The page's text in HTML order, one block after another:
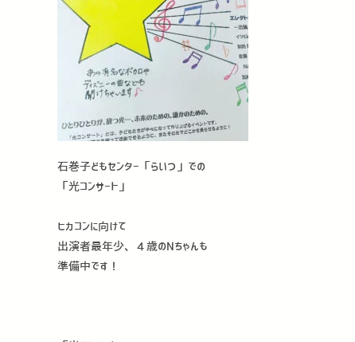
石巻子どもセンター「らいつ」での
「光コンサート」
ヒカコンに向けて
出演者最年少、４歳のNちゃんも
準備中です！